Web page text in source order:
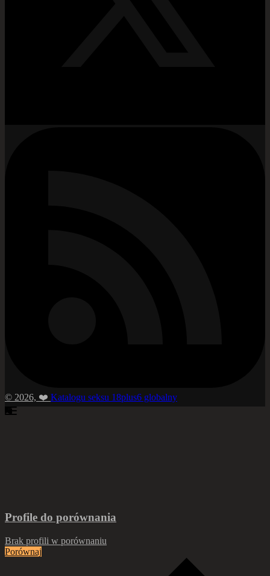
© 2026, ❤️ Katalogu seksu 18plus6 globalny
Profile do porównania
Brak profili w porównaniu
Porównaj